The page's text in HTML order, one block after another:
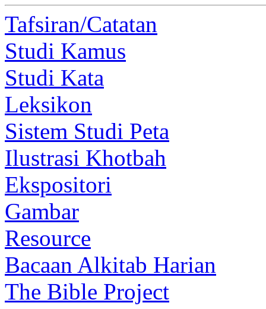
Tafsiran/Catatan
Studi Kamus
Studi Kata
Leksikon
Sistem Studi Peta
Ilustrasi Khotbah
Ekspositori
Gambar
Resource
Bacaan Alkitab Harian
The Bible Project